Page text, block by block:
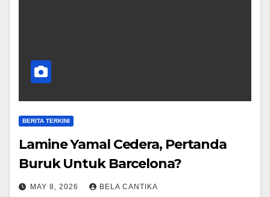
BERITA TERKINI
Lamine Yamal Cedera, Pertanda
Buruk Untuk Barcelona?
MAY 8, 2026 BELA CANTIKA